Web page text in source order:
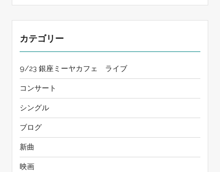
カテゴリー
9/23 銀座ミーヤカフェ ライブ
コンサート
シングル
ブログ
新曲
映画